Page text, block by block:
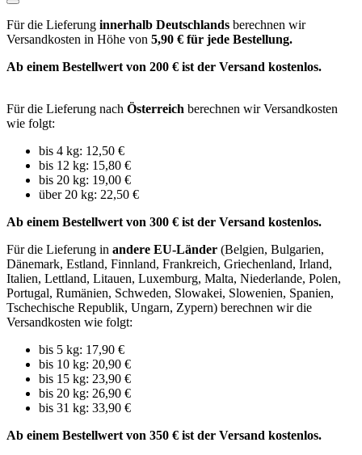
Für die Lieferung innerhalb Deutschlands berechnen wir
Versandkosten in Höhe von 5,90 € für jede Bestellung.
Ab einem Bestellwert von 200 € ist der Versand kostenlos.
Für die Lieferung nach Österreich berechnen wir Versandkosten
wie folgt:
bis 4 kg: 12,50 €
bis 12 kg: 15,80 €
bis 20 kg: 19,00 €
über 20 kg: 22,50 €
Ab einem Bestellwert von 300 € ist der Versand kostenlos.
Für die Lieferung in andere EU-Länder (Belgien, Bulgarien,
Dänemark, Estland, Finnland, Frankreich, Griechenland, Irland,
Italien, Lettland, Litauen, Luxemburg, Malta, Niederlande, Polen,
Portugal, Rumänien, Schweden, Slowakei, Slowenien, Spanien,
Tschechische Republik, Ungarn, Zypern) berechnen wir die
Versandkosten wie folgt:
bis 5 kg: 17,90 €
bis 10 kg: 20,90 €
bis 15 kg: 23,90 €
bis 20 kg: 26,90 €
bis 31 kg: 33,90 €
Ab einem Bestellwert von 350 € ist der Versand kostenlos.